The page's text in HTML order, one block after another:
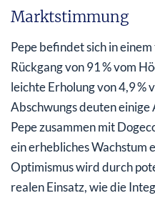
Marktstimmung
Pepe befindet sich in
Rückgang von 91 % vom
leichte Erholung von 4,9 %
Abschwungs deuten
Pepe zusammen mit
ein erhebliches Wachstum
Optimismus wird durch
realen Einsatz, wie die